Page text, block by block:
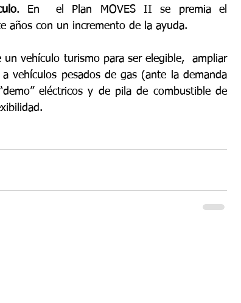
. En  el Plan MOVES II se premia el
años con un incremento de la ayuda.
vehículo turismo para ser elegible,  ampliar
vehículos pesados de gas (ante la demanda
eléctricos y de pila de combustible de